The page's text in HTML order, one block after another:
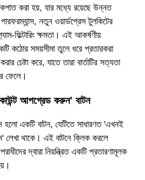
করা হয়, যার মধ্যে রয়েছে উন্নত
নতুন ওয়ার্ডপ্রেস টুলকিটের
ফিল্টারিং ক্ষমতা। এই আকর্ষণীয়
কঠোর সময়সীমা তুলে ধরে প্রতারকরা
চেষ্টা করে, যাতে তারা বার্তাটির সত্যতা
ফেলে।
আপগ্রেড করুন' বাটন
হলো একটি বাটন, যেটিতে সাধারণত 'এখনই
থাকে। এই বাটনে ক্লিক করলে
দ্বারা নিয়ন্ত্রিত একটি প্রতারণামূলক